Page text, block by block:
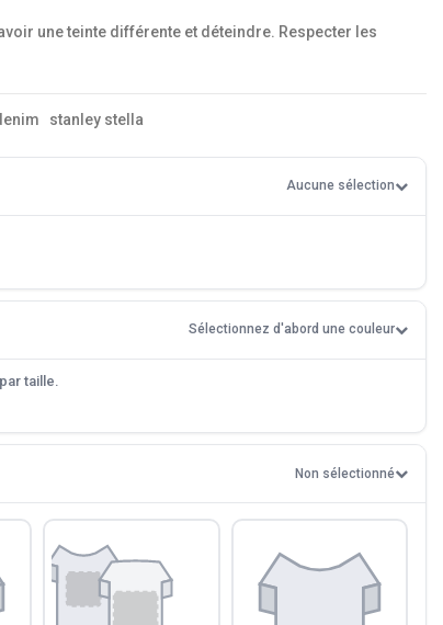
une teinte différente et déteindre. Respecter les
stanley stella
Aucune sélection
Sélectionnez d'abord une couleur
taille.
Non sélectionné